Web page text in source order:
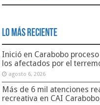
Lo Más Reciente
Inició en Carabobo
los afectados por el
agosto 6, 2026
Más de 6 mil atenciones
recreativa en CAI Carabobo